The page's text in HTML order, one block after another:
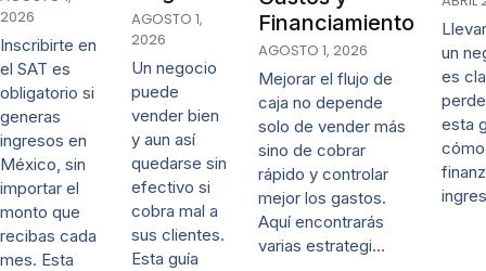
2026
Inscribirte en
el SAT es
obligatorio si
generas
ingresos en
México, sin
importar el
monto que
recibas cada
mes. Esta
AGOSTO 1,
2026
Un negocio
puede
vender bien
y aun así
quedarse sin
efectivo si
cobra mal a
sus clientes.
Esta guía
Financiamiento
AGOSTO 1, 2026
Mejorar el flujo de
caja no depende
solo de vender más
sino de cobrar
rápido y controlar
mejor los gastos.
Aquí encontrarás
varias estrategi…
un
es
esta